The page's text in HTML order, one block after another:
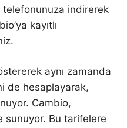
telefonunuza indirerek
kayıtlı
aynı zamanda
de hesaplayarak,
Cambio,
sunuyor. Bu tarifelere